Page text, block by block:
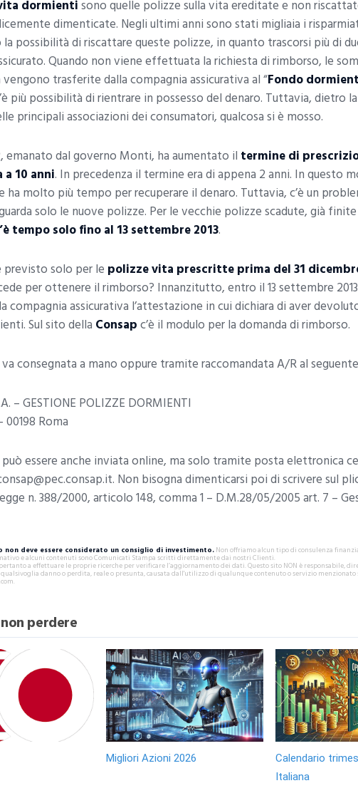
dormientisono quelle polizze sulla vita ereditate e non
dimenticate. Negli ultimi anni sono stati migliaia i
possibilità di riscattare queste polizze, in quanto trascorsi più di
Quando non viene effettuata la richiesta di rimborso, le
trasferite dalla compagnia assicurativa al “Fondo
più possibilità di rientrare in possesso del denaro. Tuttavia, dietro
principali associazioni dei consumatori, qualcosa si è mosso.
emanato dal governo Monti, ha aumentato il termine di
10 anni. In precedenza il termine era di appena 2 anni. In questo
ha molto più tempo per recuperare il denaro. Tuttavia, c’è un
solo le nuove polizze. Per le vecchie polizze scadute, già
tempo solo fino al 13 settembre 2013.
previsto solo per le polizze vita prescritte prima del 31
per ottenere il rimborso? Innanzitutto, entro il 13 settembre
compagnia assicurativa l’attestazione in cui dichiara di aver
Sul sito della Consapc’è il modulo per la domanda di rimborso.
consegnata a mano oppure tramite raccomandata A/R al
– GESTIONE POLIZZE DORMIENTI
00198 Roma
può essere anche inviata online, ma solo tramite posta elettronica
Non bisogna dimenticarsi poi di scrivere sul
n. 388/2000, articolo 148, comma 1 – D.M.28/05/2005 art. 7 –
non deve essere considerato un consiglio di investimento.Non offriamo alcun tipo di consulenza
e alcuni contenuti sono Comunicati Stampa scritti direttamente dai nostri Clienti.
a effettuare le proprie ricerche per verificare l’aggiornamento dei dati. Questo sito NON è responsabile,
danno o perdita, reale o presunta, causata dall'utilizzo di qualunque contenuto o servizio menzionato
perdere
Migliori Azioni 2026
Calendario
Italiana